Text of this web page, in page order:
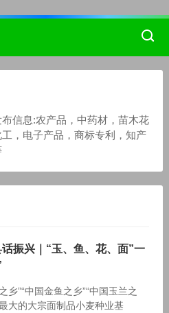
信息:农产品，中药材，苗木花
，电子产品，商标专利，知产
振兴｜“玉、鱼、花、面”一
乡”“中国金鱼之乡”“中国玉兰之
大的大宗面制品小麦种业基